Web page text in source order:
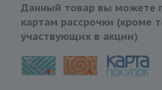
Данный товар вы можете
картам рассрочки (кроме
участвующих в акции)